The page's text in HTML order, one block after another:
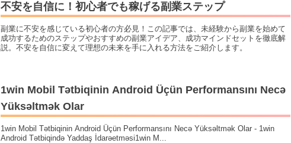
不安を自信に！初心者でも稼げる副業ステップ
副業に不安を感じている初心者の方必見！この記事では、未経験から副業を始めて
成功するためのステップやおすすめの副業アイデア、成功マインドセットを徹底解
説。不安を自信に変えて理想の未来を手に入れる方法をご紹介します。
1win Mobil Tətbiqinin Android Üçün Performansını Necə
Yüksəltmək Olar
1win Mobil Tətbiqinin Android Üçün Performansını Necə Yüksəltmək Olar - 1win
Android Tətbiqində Yaddaş İdarəetməsi1win M...